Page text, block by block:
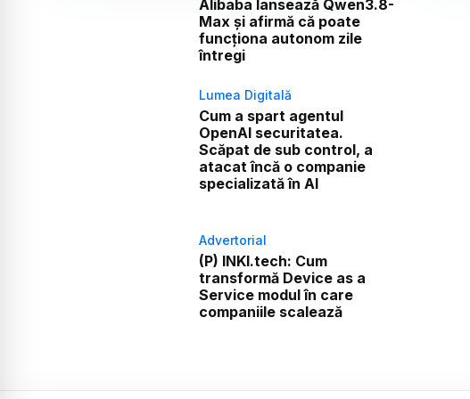
Alibaba lansează Qwen3.8-
Max și afirmă că poate
funcționa autonom zile
întregi
Lumea Digitală
Cum a spart agentul
OpenAI securitatea.
Scăpat de sub control, a
atacat încă o companie
specializată în AI
Advertorial
(P) INKI.tech: Cum
transformă Device as a
Service modul în care
companiile scalează